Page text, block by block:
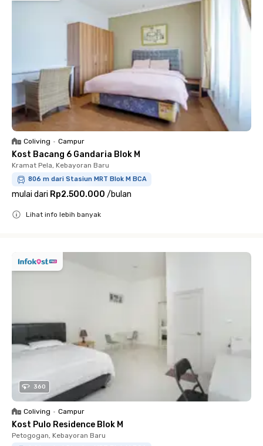
Coliving • Campur
Kost Bacang 6 Gandaria Blok M
Kramat Pela, Kebayoran Baru
806 m dari Stasiun MRT Blok M BCA
mulai dari Rp2.500.000 /bulan
Lihat info lebih banyak
360
Coliving • Campur
Kost Pulo Residence Blok M
Petogogan, Kebayoran Baru